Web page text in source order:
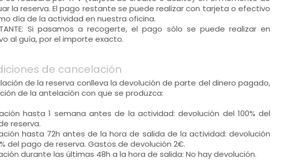
la reserva. El pago restante se puede realizar con tarjeta o efectivo
día de la actividad en nuestra oficina.
Si pasamos a recogerte, el pago sólo se puede realizar en
al guía, por el importe exacto.
de cancelación
de la reserva conlleva la devolución de parte del dinero pagado,
de la antelación con que se produzca:
hasta 1 semana antes de la actividad: devolución del 100% del
reserva.
hasta 72h antes de la hora de salida de la actividad: devolución
del pago de reserva. Gastos de devolución 2€.
durante las últimas 48h a la hora de salida: No hay devolución.